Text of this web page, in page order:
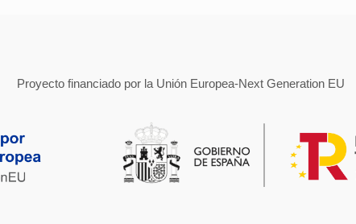
Proyecto financiado por la Unión Europea-Next Generation EU